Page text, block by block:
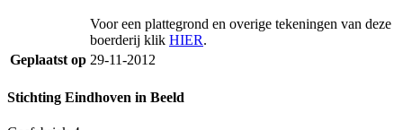
Voor een plattegrond en overige tekeningen van deze
boerderij klik HIER.
Geplaatst op 29-11-2012
Stichting Eindhoven in Beeld